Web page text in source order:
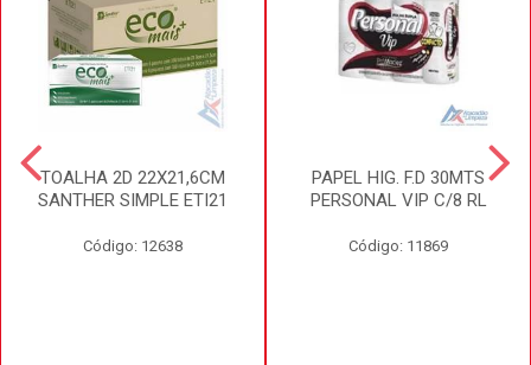
TOALHA 2D 22X21,6CM
SANTHER SIMPLE ETI21
Código: 12638
PAPEL HIG. F.D 30MTS
PERSONAL VIP C/8 RL
Código: 11869